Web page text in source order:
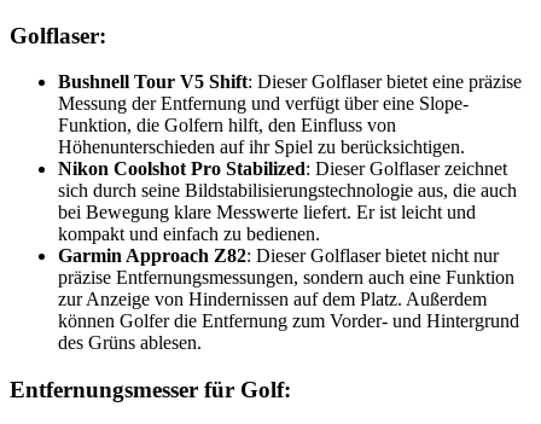
Golflaser:
Bushnell Tour V5 Shift: Dieser Golflaser bietet eine präzise
Messung der Entfernung und verfügt über eine Slope-
Funktion, die Golfern hilft, den Einfluss von
Höhenunterschieden auf ihr Spiel zu berücksichtigen.
Nikon Coolshot Pro Stabilized: Dieser Golflaser zeichnet
sich durch seine Bildstabilisierungstechnologie aus, die auch
bei Bewegung klare Messwerte liefert. Er ist leicht und
kompakt und einfach zu bedienen.
Garmin Approach Z82: Dieser Golflaser bietet nicht nur
präzise Entfernungsmessungen, sondern auch eine Funktion
zur Anzeige von Hindernissen auf dem Platz. Außerdem
können Golfer die Entfernung zum Vorder- und Hintergrund
des Grüns ablesen.
Entfernungsmesser für Golf: